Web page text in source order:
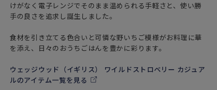
けがなく電子レンジでそのまま温められる手軽さと、使い勝
手の良さを追求し誕生しました。
食材を引き立てる色合いと可憐な野いちご模様がお料理に華
を添え、日々のおうちごはんを豊かに彩ります。
ウェッジウッド（イギリス） ワイルドストロベリー カジュア
ルのアイテム一覧を見る